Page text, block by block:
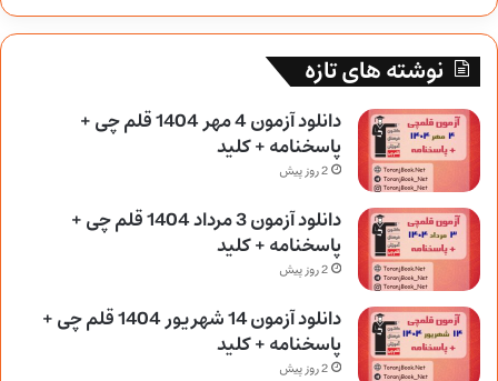
نوشته های تازه
دانلود آزمون 4 مهر 1404 قلم چی +
پاسخنامه + کلید
2 روز پیش
دانلود آزمون 3 مرداد 1404 قلم چی +
پاسخنامه + کلید
2 روز پیش
دانلود آزمون 14 شهریور 1404 قلم چی +
پاسخنامه + کلید
2 روز پیش